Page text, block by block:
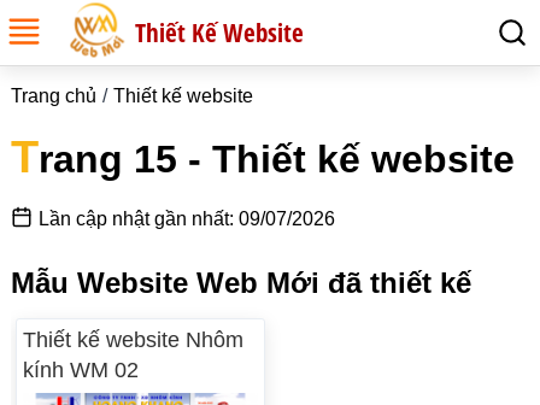
Thiết Kế Website
Trang chủ Thiết kế website
Trang 15 - Thiết kế website
Lần cập nhật gần nhất: 09/07/2026
Mẫu Website Web Mới đã thiết kế
Thiết kế website Nhôm
kính WM 02